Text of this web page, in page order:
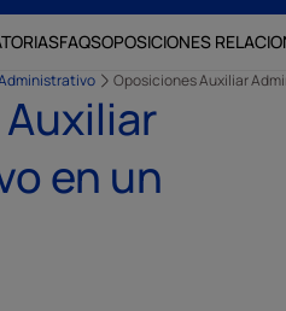
FAQSOPOSICIONES
Oposiciones Auxiliar
en un